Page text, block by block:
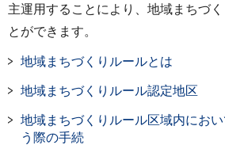
主運用することにより、地域まちづ
とができます。
地域まちづくりルールとは
地域まちづくりルール認定地区
地域まちづくりルール区域内にお
う際の手続